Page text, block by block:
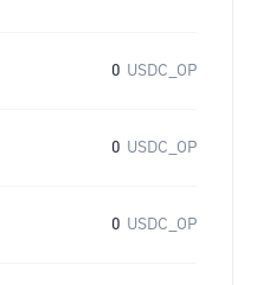
0 USDC_OP
0 USDC_OP
0 USDC_OP